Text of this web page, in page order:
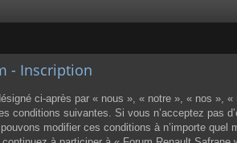
- Inscription
ci-après par « nous », « notre », « nos »,
conditions suivantes. Si vous n’acceptez
modifier ces conditions à n’importe